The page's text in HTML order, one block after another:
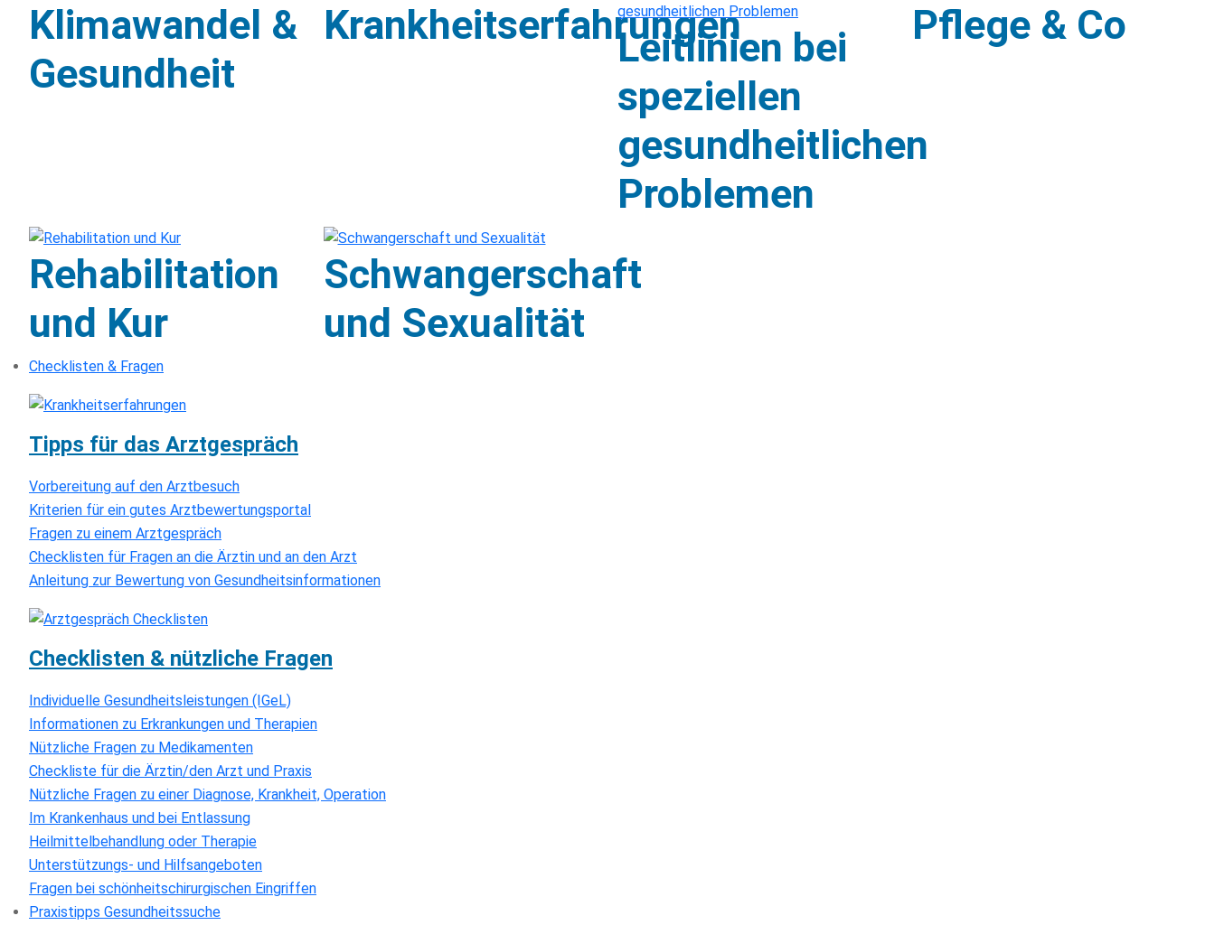
Klimawandel &
Gesundheit
Krankheitserfahrungen
Leitlinien bei
speziellen
gesundheitlichen
Problemen
Pflege & Co
Rehabilitation
und Kur
Schwangerschaft
und Sexualität
Checklisten & Fragen
Tipps für das Arztgespräch
Vorbereitung auf den Arztbesuch
Kriterien für ein gutes Arztbewertungsportal
Fragen zu einem Arztgespräch
Checklisten für Fragen an die Ärztin und an den Arzt
Anleitung zur Bewertung von Gesundheitsinformationen
Checklisten & nützliche Fragen
Individuelle Gesundheitsleistungen (IGeL)
Informationen zu Erkrankungen und Therapien
Nützliche Fragen zu Medikamenten
Checkliste für die Ärztin/den Arzt und Praxis
Nützliche Fragen zu einer Diagnose, Krankheit, Operation
Im Krankenhaus und bei Entlassung
Heilmittelbehandlung oder Therapie
Unterstützungs- und Hilfsangeboten
Fragen bei schönheitschirurgischen Eingriffen
Praxistipps Gesundheitssuche